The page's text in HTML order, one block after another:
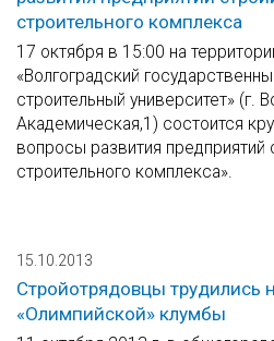
строительного комплекса
17 октября в 15:00 на
«Волгоградский
строительный университет» (г.
Академическая,1) состоится
вопросы развития предприятий
строительного комплекса».
15.10.2013
Стройотрядовцы трудились
«Олимпийской» клумбы